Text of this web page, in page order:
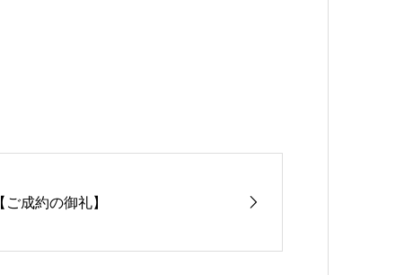
【ご成約の御礼】